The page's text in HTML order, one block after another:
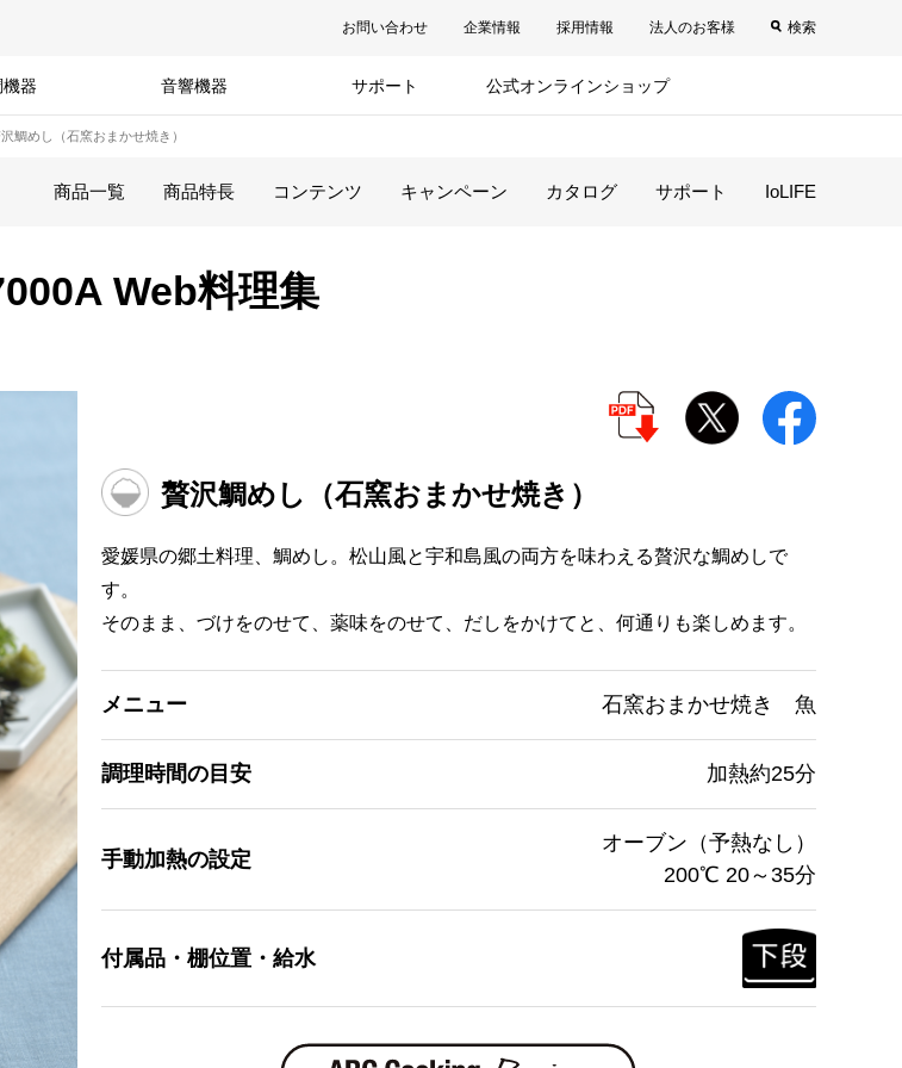
お問い合わせ 企業情報 採用情報 法人のお客様 検索
機器 音響機器 サポート 公式オンラインショップ
鯛めし（石窯おまかせ焼き）
商品一覧 商品特長 コンテンツ キャンペーン カタログ サポート IoLIFE
Web料理集
贅沢鯛めし（石窯おまかせ焼き）
愛媛県の郷土料理、鯛めし。松山風と宇和島風の両方を味わえる贅沢な鯛めしで
す。
そのまま、づけをのせて、薬味をのせて、だしをかけてと、何通りも楽しめます。
メニュー 石窯おまかせ焼き 魚
調理時間の目安 加熱約25分
手動加熱の設定
オーブン（予熱なし）
200℃ 20～35分
付属品・棚位置・給水